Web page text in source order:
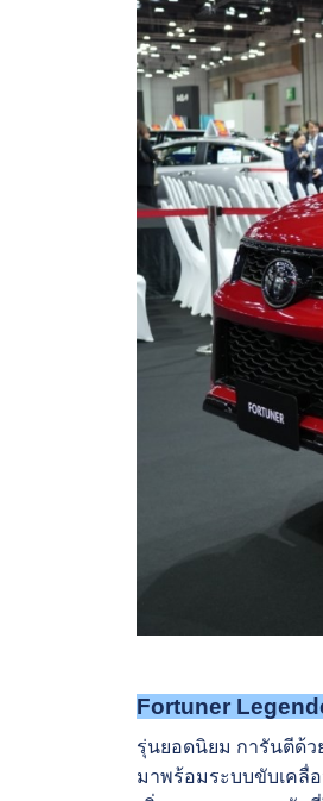
Fortuner
รุ่นยอดนิยม การันตีด้ว
มาพร้อมระบบขับเคลื่อ